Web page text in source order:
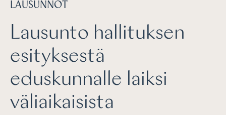
LAUSUNNOT
Lausunto hallituksen
esityksestä
eduskunnalle laiksi
väliaikaisista